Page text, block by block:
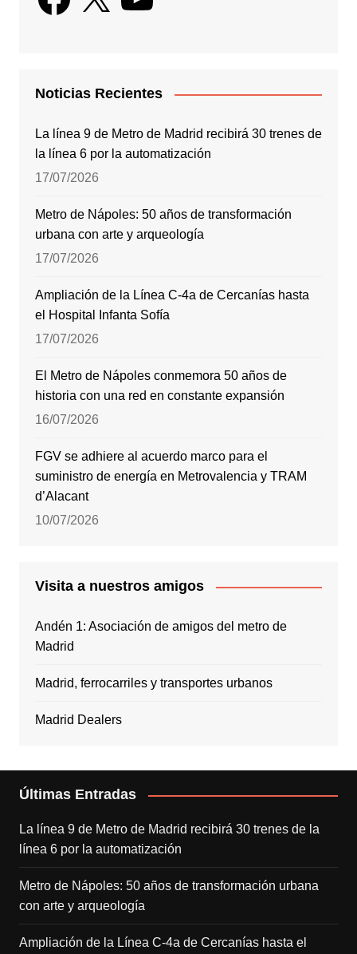
Noticias Recientes
La línea 9 de Metro de Madrid recibirá 30 trenes de
la línea 6 por la automatización
17/07/2026
Metro de Nápoles: 50 años de transformación
urbana con arte y arqueología
17/07/2026
Ampliación de la Línea C-4a de Cercanías hasta
el Hospital Infanta Sofía
17/07/2026
El Metro de Nápoles conmemora 50 años de
historia con una red en constante expansión
16/07/2026
FGV se adhiere al acuerdo marco para el
suministro de energía en Metrovalencia y TRAM
d’Alacant
10/07/2026
Visita a nuestros amigos
Andén 1: Asociación de amigos del metro de
Madrid
Madrid, ferrocarriles y transportes urbanos
Madrid Dealers
Últimas Entradas
La línea 9 de Metro de Madrid recibirá 30 trenes de la
línea 6 por la automatización
Metro de Nápoles: 50 años de transformación urbana
con arte y arqueología
Ampliación de la Línea C-4a de Cercanías hasta el